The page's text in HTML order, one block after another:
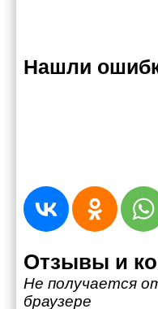
Нашли
Отзывы и
Не получается
браузере